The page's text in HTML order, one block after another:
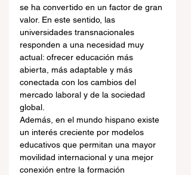
se ha convertido en un factor de gran
valor. En este sentido, las
universidades transnacionales
responden a una necesidad muy
actual: ofrecer educación más
abierta, más adaptable y más
conectada con los cambios del
mercado laboral y de la sociedad
global.
Además, en el mundo hispano existe
un interés creciente por modelos
educativos que permitan una mayor
movilidad internacional y una mejor
conexión entre la formación